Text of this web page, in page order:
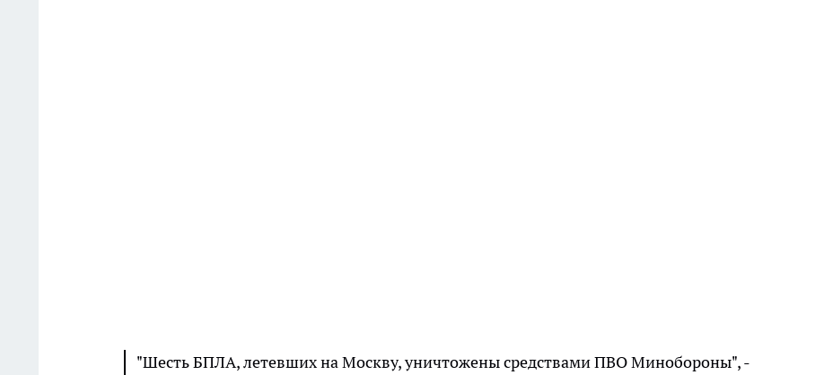
"Шесть БПЛА, летевших на Москву, уничтожены средствами ПВО Минобороны", -